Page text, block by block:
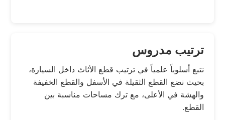
ترتيب مدروس
نتبع أسلوباً علمياً في ترتيب قطع الأثاث داخل السيارة،
بحيث نضع القطع الثقيلة في الأسفل والقطع الخفيفة
والهشة في الأعلى، مع ترك مساحات مناسبة بين
القطع.